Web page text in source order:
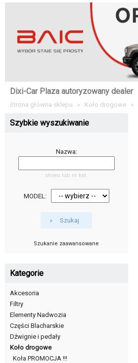
Dixi-Car Plaza autoryzowany dealer
Strona główna sklepu » Koło drogowe »
Szybkie wyszukiwanie
Nazwa:
słowo lub nr kat.
MODEL:
Szukaj
Szukanie zaawansowane
Kategorie
Akcesoria
Filtry
Elementy Nadwozia
Części Blacharskie
Dźwignie i pedały
Koło drogowe
Koła PROMOCJA !!!